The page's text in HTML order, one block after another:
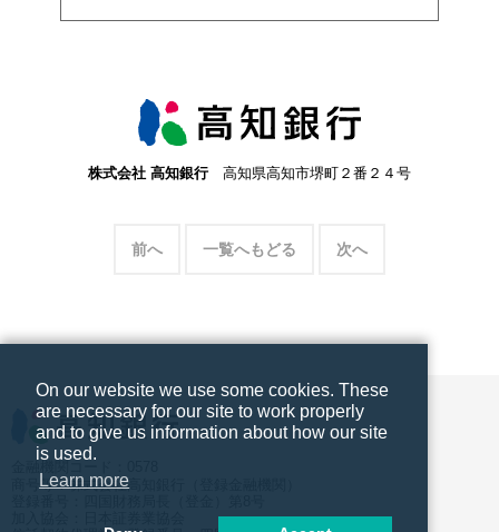
株式会社 高知銀行高知県高知市堺町２番２４号
前へ 一覧へもどる 次へ
商号等：株式会社高知銀行（登録金融機関）
On our website we use some cookies. These
are necessary for our site to work properly
and to give us information about how our site
is used.
Learn more